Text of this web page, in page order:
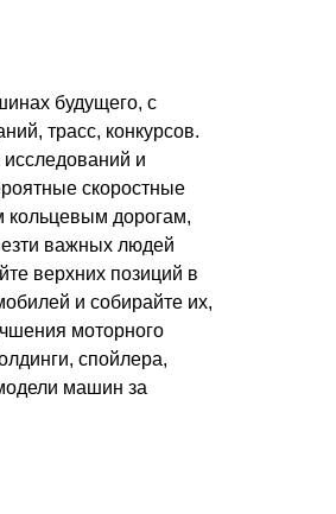
будущего, с
трасс, конкурсов.
и
скоростные
кольцевым дорогам,
важных людей
верхних позиций в
и собирайте их,
моторного
спойлера,
машин за